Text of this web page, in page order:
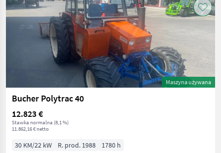
Maszyna używana
Bucher Polytrac 40
12.823 €
Stawka normalna (8,1 %)
11.862,16 € netto
30 KM/22 kW R. prod. 1988
1780 h